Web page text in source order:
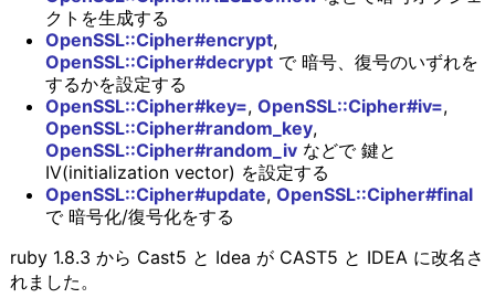
クトを生成する
OpenSSL::Cipher#encrypt,
OpenSSL::Cipher#decryptで 暗号、復号のいずれを
するかを設定する
OpenSSL::Cipher#key=, OpenSSL::Cipher#iv=,
OpenSSL::Cipher#random_key,
OpenSSL::Cipher#random_ivなどで 鍵と
IV(initialization vector) を設定する
OpenSSL::Cipher#update, OpenSSL::Cipher#final
で 暗号化/復号化をする
ruby 1.8.3 から Cast5 と Idea が CAST5 と IDEA に改名さ
れました。